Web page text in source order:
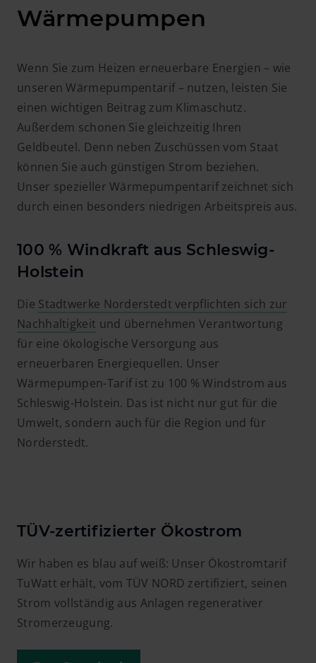
Wärmepumpen
Wenn Sie zum Heizen erneuerbare Energien – wie
unseren Wärmepumpentarif – nutzen, leisten Sie
einen wichtigen Beitrag zum Klimaschutz.
Außerdem schonen Sie gleichzeitig Ihren
Geldbeutel. Denn neben Zuschüssen vom Staat
können Sie auch günstigen Strom beziehen.
Unser spezieller Wärmepumpentarif zeichnet sich
durch einen besonders niedrigen Arbeitspreis aus.
100 % Windkraft aus Schleswig-
Holstein
Die Stadtwerke Norderstedt verpflichten sich zur
Nachhaltigkeit und übernehmen Verantwortung
für eine ökologische Versorgung aus
erneuerbaren Energiequellen. Unser
Wärmepumpen-Tarif ist zu 100 % Windstrom aus
Schleswig-Holstein. Das ist nicht nur gut für die
Umwelt, sondern auch für die Region und für
Norderstedt.
TÜV-zertifizierter Ökostrom
Wir haben es blau auf weiß: Unser Ökostromtarif
TuWatt erhält, vom TÜV NORD zertifiziert, seinen
Strom vollständig aus Anlagen regenerativer
Stromerzeugung.